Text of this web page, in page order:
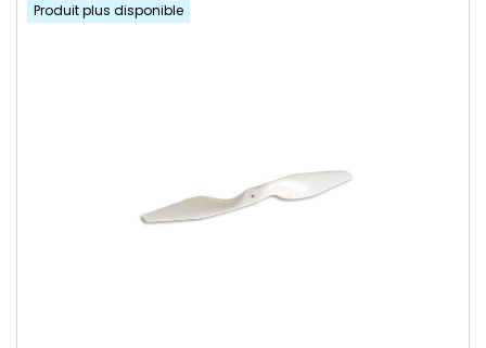
Produit plus disponible